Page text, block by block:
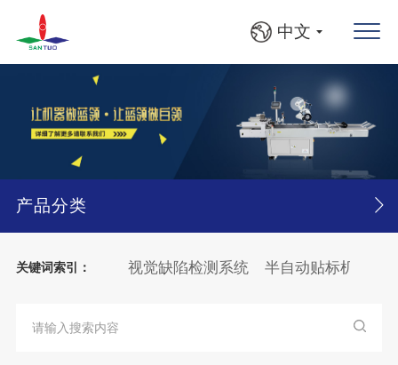
中文
产品分类
关键词索引：
落地贴标机 视觉缺陷检测系统 半自动贴标机